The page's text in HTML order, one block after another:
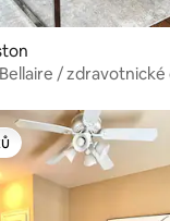
/
Oblíbené u hostů